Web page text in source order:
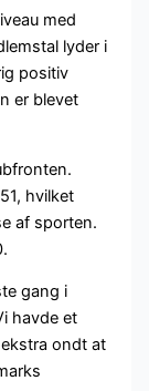
med
lyder i
positiv
er blevet
hvilket
af sporten.
gang i
havde et
ondt at